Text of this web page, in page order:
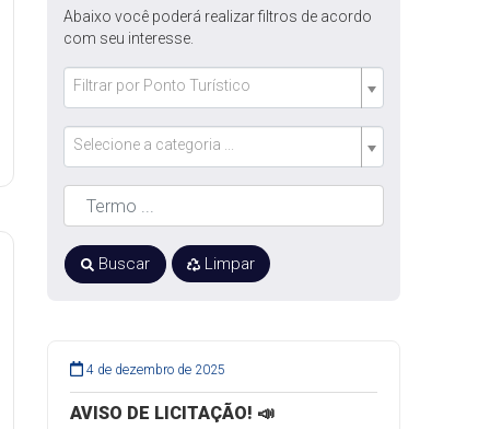
Abaixo você poderá realizar filtros de acordo
com seu interesse.
Filtrar por Ponto Turístico
Selecione a categoria ...
Buscar Limpar
4 de dezembro de 2025
AVISO DE LICITAÇÃO! 📣